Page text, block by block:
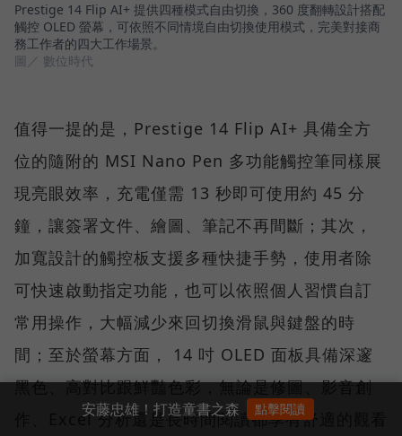
Prestige 14 Flip AI+ 提供四種模式自由切換，360 度翻轉設計搭配
觸控 OLED 螢幕，可依照不同情境自由切換使用模式，完美對接商
務工作者的四大工作場景。
圖／ 數位時代
值得一提的是，Prestige 14 Flip AI+ 具備全方
位的隨附的 MSI Nano Pen 多功能觸控筆同樣展
現亮眼效率，充電僅需 13 秒即可使用約 45 分
鐘，讓簽署文件、繪圖、筆記不再間斷；其次，
加寬設計的觸控板支援多種快捷手勢，使用者除
可快速啟動指定功能，也可以依照個人習慣自訂
常用操作，大幅減少來回切換滑鼠與鍵盤的時
間；至於螢幕方面， 14 吋 OLED 面板具備深邃
黑色、高對比跟鮮豔色彩，無論是修圖、影音創
作、Excel 分析還是長時間閱讀都享有舒適的觀看
安藤忠雄！打造童書之森 點擊閱讀